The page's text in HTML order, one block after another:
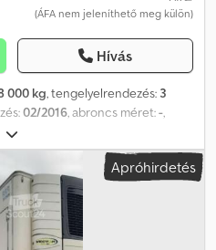
(ÁFA nem jeleníthető meg külön)
Hívás
000 kg, tengelyelrendezés: 3
02/2016, abroncs méret:-,
HŰTŐEGYSÉG-CSOPORT
Agezkv Icsgof 2,5 m
1
Apróhirdetés